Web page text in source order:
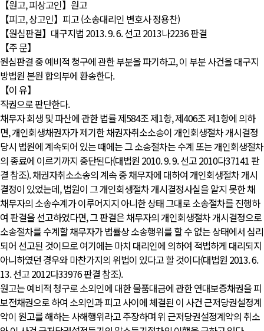
【원고, 피상고인】원고
【피고, 상고인】피고 (소송대리인 변호사 정용찬)
【원심판결】대구지법 2013. 9. 6. 선고 2013나2236 판결
【주 문】
원심판결 중 예비적 청구에 관한 부분을 파기하고, 이 부분 사건을 대구지
방법원 본원 합의부에 환송한다.
【이 유】
직권으로 판단한다.
채무자 회생 및 파산에 관한 법률 제584조 제1항, 제406조 제1항에 의하
면, 개인회생채권자가 제기한 채권자취소소송이 개인회생절차 개시결정
당시 법원에 계속되어 있는 때에는 그 소송절차는 수계 또는 개인회생절차
의 종료에 이르기까지 중단된다(대법원 2010. 9. 9. 선고 2010다37141 판
결 참조). 채권자취소소송의 계속 중 채무자에 대하여 개인회생절차 개시
결정이 있었는데, 법원이 그 개인회생절차 개시결정사실을 알지 못한 채
채무자의 소송수계가 이루어지지 아니한 상태 그대로 소송절차를 진행하
여 판결을 선고하였다면, 그 판결은 채무자의 개인회생절차 개시결정으로
소송절차를 수계할 채무자가 법률상 소송행위를 할 수 없는 상태에서 심리
되어 선고된 것이므로 여기에는 마치 대리인에 의하여 적법하게 대리되지
아니하였던 경우와 마찬가지의 위법이 있다고 할 것이다(대법원 2013. 6.
13. 선고 2012다33976 판결 참조).
원고는 예비적 청구로 소외인에 대한 물품대금에 관한 연대보증채권을 피
보전채권으로 하여 소외인과 피고 사이에 체결된 이 사건 근저당권설정계
약이 원고를 해하는 사해행위라고 주장하며 위 근저당권설정계약의 취소